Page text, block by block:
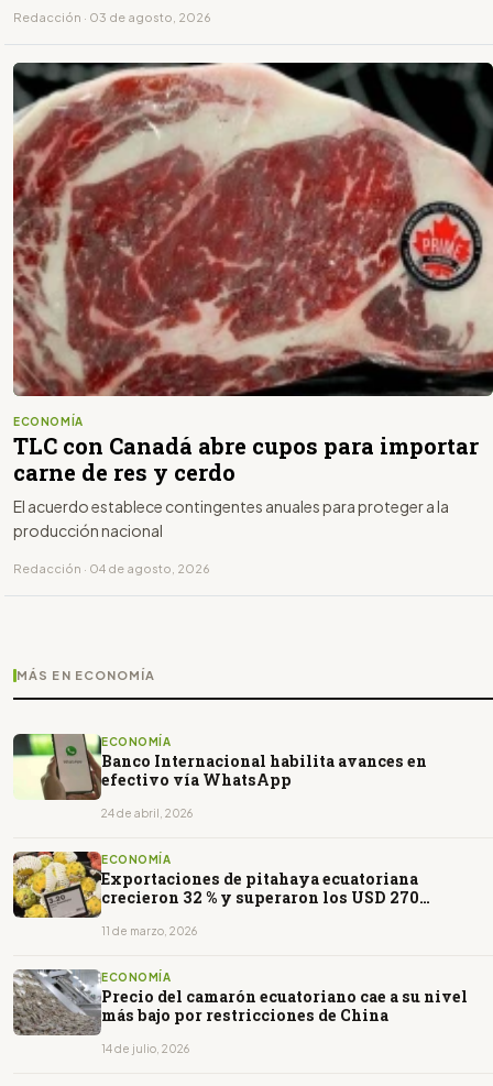
Redacción · 03 de agosto, 2026
ECONOMÍA
TLC con Canadá abre cupos para importar
carne de res y cerdo
El acuerdo establece contingentes anuales para proteger a la
producción nacional
Redacción · 04 de agosto, 2026
MÁS EN ECONOMÍA
ECONOMÍA
Banco Internacional habilita avances en
efectivo vía WhatsApp
24 de abril, 2026
ECONOMÍA
Exportaciones de pitahaya ecuatoriana
crecieron 32 % y superaron los USD 270
11 de marzo, 2026
ECONOMÍA
Precio del camarón ecuatoriano cae a su nivel
más bajo por restricciones de China
14 de julio, 2026